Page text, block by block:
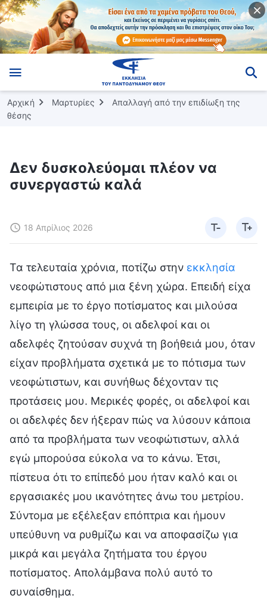
Αρχική Μαρτυρίες
Απαλλαγή από την επιδίωξη της
θέσης
Δεν δυσκολεύομαι πλέον να
συνεργαστώ καλά
18 Απρίλιος 2026
Τα τελευταία χρόνια, ποτίζω στην εκκλησία
νεοφώτιστους από μια ξένη χώρα. Επειδή είχα
εμπειρία με το έργο ποτίσματος και μιλούσα
λίγο τη γλώσσα τους, οι αδελφοί και οι
αδελφές ζητούσαν συχνά τη βοήθειά μου, όταν
είχαν προβλήματα σχετικά με το πότισμα των
νεοφώτιστων, και συνήθως δέχονταν τις
προτάσεις μου. Μερικές φορές, οι αδελφοί και
οι αδελφές δεν ήξεραν πώς να λύσουν κάποια
από τα προβλήματα των νεοφώτιστων, αλλά
εγώ μπορούσα εύκολα να το κάνω. Έτσι,
πίστευα ότι το επίπεδό μου ήταν καλό και οι
εργασιακές μου ικανότητες άνω του μετρίου.
Σύντομα με εξέλεξαν επόπτρια και ήμουν
υπεύθυνη να ρυθμίζω και να αποφασίζω για
μικρά και μεγάλα ζητήματα του έργου
ποτίσματος. Απολάμβανα πολύ αυτό το
συναίσθημα.